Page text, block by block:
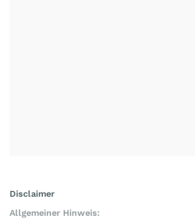
Disclaimer
Allgemeiner Hinweis: